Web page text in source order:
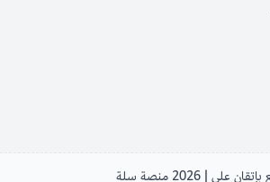
على | 2026 منصة سلة